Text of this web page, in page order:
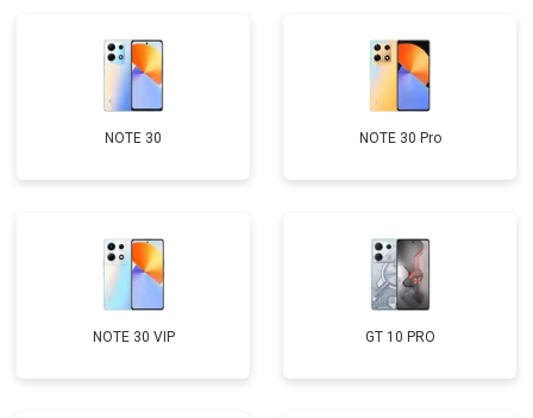
NOTE 30 NOTE 30 Pro
NOTE 30 VIP GT 10 PRO